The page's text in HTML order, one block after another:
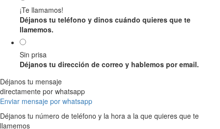
¡Te llamamos!
Déjanos tu teléfono y dinos cuándo quieres que te
llamemos.
Sin prisa
Déjanos tu dirección de correo y hablemos por email.
Déjanos tu mensaje
directamente por whatsapp
Enviar mensaje por whatsapp
Déjanos tu número de teléfono y la hora a la que quieres que te
llamemos